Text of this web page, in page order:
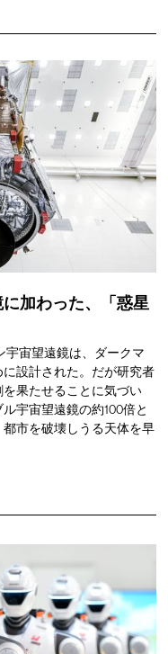
加わった、「惑星
宇宙望遠鏡は、ダークマ
設計された。だが研究者
果たせることに気づい
宇宙望遠鏡の約100倍と
市を破壊しうる天体を早